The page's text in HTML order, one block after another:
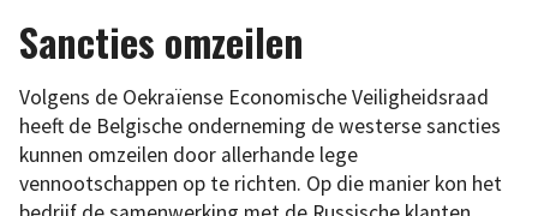
Sancties omzeilen
Volgens de Oekraïense Economische Veiligheidsraad
heeft de Belgische onderneming de westerse sancties
kunnen omzeilen door allerhande lege
vennootschappen op te richten. Op die manier kon het